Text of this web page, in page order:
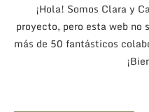
¡Hola! Somos Clara y
proyecto, pero esta web no
más de 50 fantásticos